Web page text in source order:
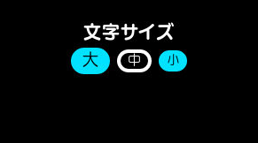
文字サイズ
大 中 小